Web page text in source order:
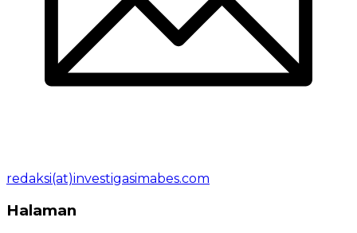
redaksi(at)investigasimabes.com
Halaman